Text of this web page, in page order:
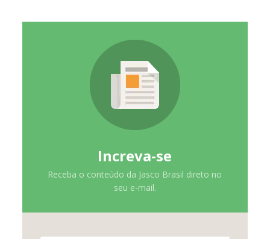
Increva-se
Receba o conteúdo da Jasco Brasil direto no
seu e-mail.